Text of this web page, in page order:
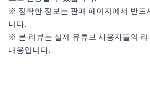
※ 정확한 정보는 판매 페이지에서 반드
니다.
※ 본 리뷰는 실제 유튜브 사용자들의
내용입니다.